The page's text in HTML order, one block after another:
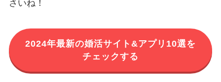
さいね！
2024年最新の婚活サイト&アプリ10選を
チェックする